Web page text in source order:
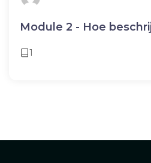
Module 2 - Hoe
1